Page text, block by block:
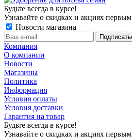
Будьте всегда в курсе!
Узнавайте о скидках и акциях первым
Новости магазина
Компания
О компании
Новости
Магазины
Политика
Информация
Условия оплаты
Условия доставки
Гарантия на товар
Будьте всегда в курсе!
Узнавайте о скидках и акциях первым